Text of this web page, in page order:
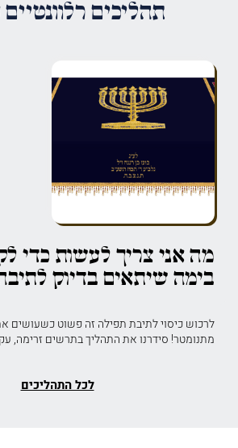
תהליכים
מה אני צריך לעשות כדי
בימה שיתאים בדיוק
לרכוש כיסוי לתיבת תפילה זה פשוט כשעושים
מתנומטר! סידרנו את התהליך בתרשים זרימה,
לכל התהליכים